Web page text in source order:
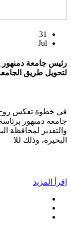
31
Jul
رئيس جامعة دمنهور
لتحويل طريق
في خطوة تعكس روح
جامعة دمنهور
والتقدير لمحافظة
البحيرة، وذلك للا
إقرأ المزيد